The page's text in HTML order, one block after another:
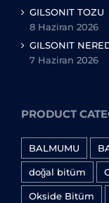
GILSONIT TOZU
8 Haziran 2026
GILSONIT
7 Haziran 2026
PRODUCT
BALMUMU
doğal bitüm
Okside Bitüm